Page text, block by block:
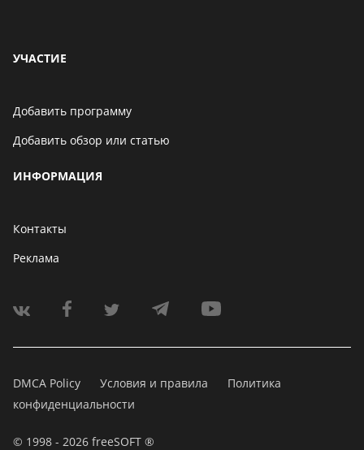
УЧАСТИЕ
Добавить программу
Добавить обзор или статью
ИНФОРМАЦИЯ
Контакты
Реклама
DMCA Policy Условия и правила
Политика
конфиденциальности
© 1998 - 2026 freeSOFT ®